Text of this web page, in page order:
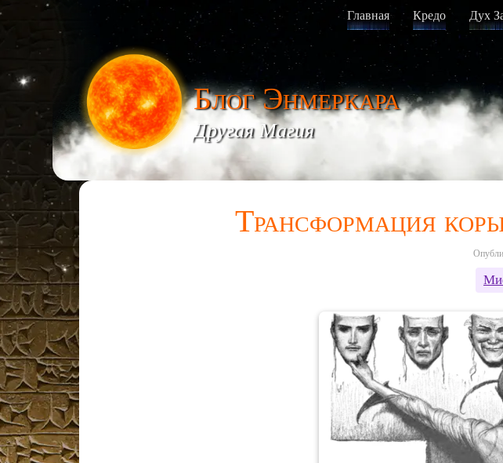
Главная Кредо Дух
Блог Энмеркара
Другая Магия
Трансформация